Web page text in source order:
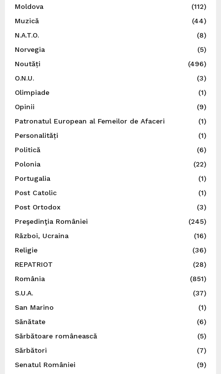
Moldova
(112)
Muzică
(44)
N.A.T.O.
(8)
Norvegia
(5)
Noutăți
(496)
O.N.U.
(3)
Olimpiade
(1)
Opinii
(9)
Patronatul European al Femeilor de Afaceri
(1)
Personalități
(1)
Politică
(6)
Polonia
(22)
Portugalia
(1)
Post Catolic
(1)
Post Ortodox
(3)
Preşedinţia României
(245)
Război, Ucraina
(16)
Religie
(36)
REPATRIOT
(28)
România
(851)
S.U.A.
(37)
San Marino
(1)
Sănătate
(6)
Sărbătoare românească
(5)
Sărbători
(7)
Senatul României
(9)